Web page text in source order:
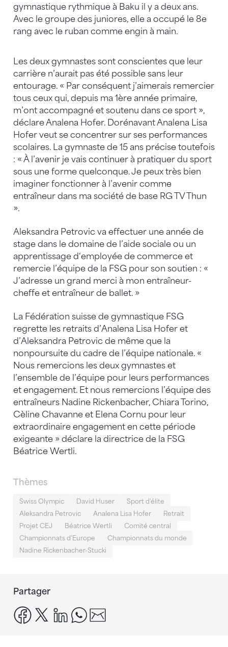
gymnastique rythmique à Baku il y a deux ans.
Avec le groupe des juniores, elle a occupé le 8e
rang avec le ruban comme engin à main.
Les deux gymnastes sont conscientes que leur
carrière n’aurait pas été possible sans leur
entourage. « Par conséquent j’aimerais remercier
tous ceux qui, depuis ma 1ère année primaire,
m’ont accompagné et soutenu dans ce sport »,
déclare Analena Hofer. Dorénavant Analena Lisa
Hofer veut se concentrer sur ses performances
scolaires. La gymnaste de 15 ans précise toutefois
: « À l’avenir je vais continuer à pratiquer du sport
sous une forme quelconque. Je peux très bien
imaginer fonctionner à l’avenir comme
entraîneur dans ma société de base RG TV Thun
».
Aleksandra Petrovic va effectuer une année de
stage dans le domaine de l’aide sociale ou un
apprentissage d‘employée de commerce et
remercie l’équipe de la FSG pour son soutien : «
J’adresse un grand merci à mon entraîneur-
cheffe et entraîneur de ballet. »
La Fédération suisse de gymnastique FSG
regrette les retraits d’Analena Lisa Hofer et
d’Aleksandra Petrovic de même que la
nonpoursuite du cadre de l’équipe nationale. «
Nous remercions les deux gymnastes et
l’ensemble de l’équipe pour leurs performances
et engagement. Et nous remercions l’équipe des
entraîneurs Nadine Rickenbacher, Chiara Torino,
Cèline Chavanne et Elena Cornu pour leur
extraordinaire engagement en cette période
exigeante » déclare la directrice de la FSG
Béatrice Wertli.
Thèmes
Swiss Olympic David Huser
Sport d'élite
Aleksandra Petrovic
Analena Lisa Hofer
Retrait
Projet CEJ
Béatrice Wertli
Comité central
Championnats d'Europe
Championnats du monde
Nadine Rickenbacher-Stucki
Partager
facebook
x linkedinwhatsapp